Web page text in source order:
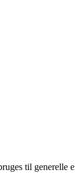
til generelle